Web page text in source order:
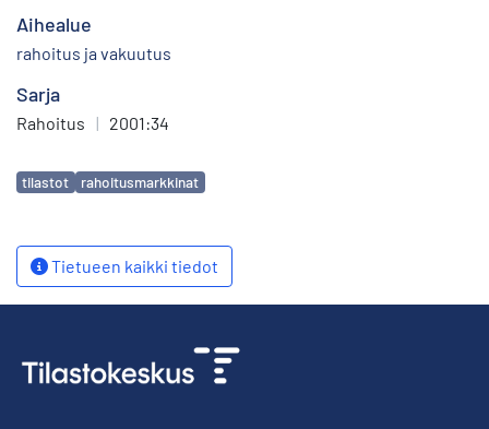
Aihealue
rahoitus ja vakuutus
Sarja
Rahoitus | 2001:34
Avainsanat
tilastot rahoitusmarkkinat
Tietueen kaikki tiedot